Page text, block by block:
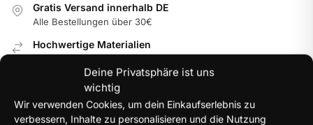
Deine Privatsphäre ist uns
wichtig
Wir verwenden Cookies, um dein Einkaufserlebnis zu
verbessern, Inhalte zu personalisieren und die Nutzung
Gratis Versand innerhalb DE
Alle Bestellungen über 30€
Hochwertige Materialien
Internationale Garantie
Im jeweiligen Land der Nutzung
100% Secure Checkout